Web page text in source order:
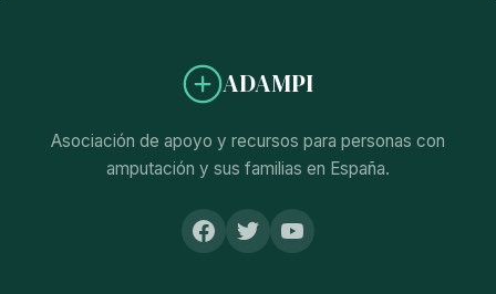
ADAMPI
Asociación de apoyo y recursos para personas con
amputación y sus familias en España.